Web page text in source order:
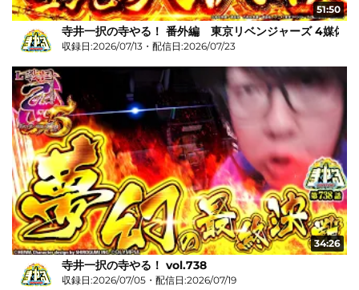
51:50
寺井一択の寺やる！ 番外編 東京リベンジャーズ 4媒体リ
収録日:2026/07/13・配信日:2026/07/23
34:26
寺井一択の寺やる！ vol.738
収録日:2026/07/05・配信日:2026/07/19